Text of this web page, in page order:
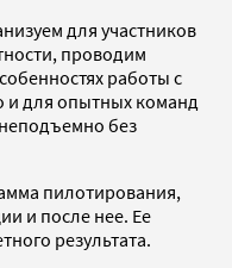
для участников
проводим
работы с
и для опытных команд
без
пилотирования,
и после нее. Ее
результата.